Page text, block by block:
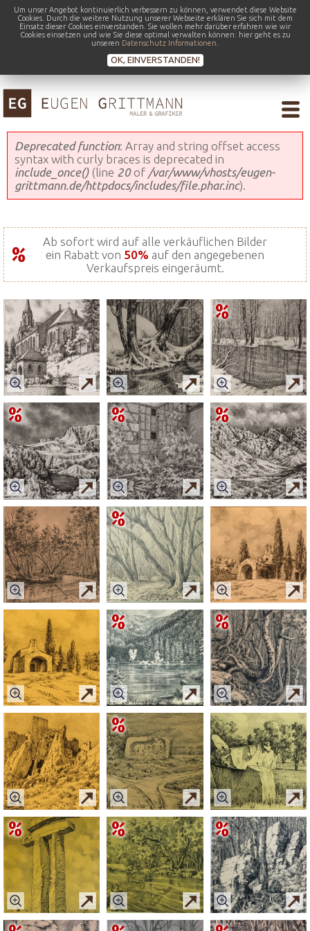
Um unser Angebot kontinuierlich verbessern zu können, verwendet diese Website
Cookies. Durch die weitere Nutzung unserer Webseite erklären Sie sich mit dem
Einsatz dieser Cookies einverstanden. Sie wollen mehr darüber erfahren wie wir
Cookies einsetzen und wie Sie diese optimal verwalten können: hier geht es zu
unseren Datenschutz Informationen
OK, EINVERSTANDEN!
Fehlermeldung
Deprecated function: Array and string offset access
syntax with curly braces is deprecated in
include_once()(line 20of /var/www/vhosts/eugen-
grittmann.de/httpdocs/includes/file.phar.inc).
Ab sofort wird auf alle verkäuflichen Bilder
ein Rabatt von 50% auf den angegebenen
Verkaufspreis eingeräumt.